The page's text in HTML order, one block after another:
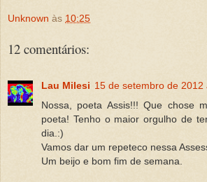
Unknown às 10:25
12 comentários:
Lau Milesi 15 de setembro de 2012
Nossa, poeta Assis!!! Que chose
poeta! Tenho o maior orgulho de
dia.:)
Vamos dar um repeteco nessa
Um beijo e bom fim de semana.